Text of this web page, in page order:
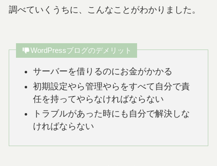
調べていくうちに、こんなことがわかりました。
WordPressブログのデメリット
サーバーを借りるのにお金がかかる
初期設定やら管理やらをすべて自分で責
任を持ってやらなければならない
トラブルがあった時にも自分で解決しな
ければならない